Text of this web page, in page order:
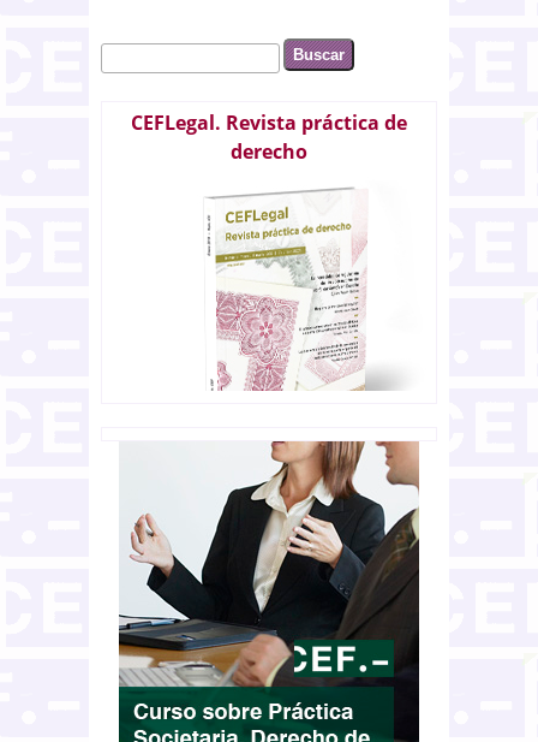
Formulario de búsqueda
Buscar
CEFLegal. Revista práctica de
derecho